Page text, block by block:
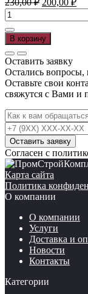
230,00₽
цена
составляла
230,00 ₽.
200,00 ₽
Количество
товара
Песок
50
кг.
В корзину
Оставить заявку
Остались
Оставьте свои
свяжутся с Вами и
Согласен с
Карта сайта
Политика
О компании
О компании
Услуги
Доставка и
Новости
Контакты
Категории